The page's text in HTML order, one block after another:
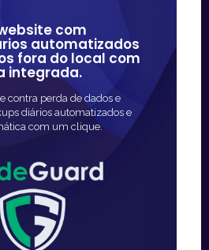
com
automatizados
fora do local com
integrada.
contra perda de dados e
diários automatizados e
com um clique.
A maneira
proteção